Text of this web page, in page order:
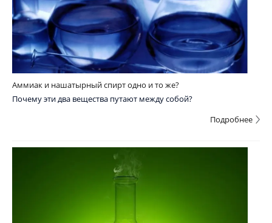
Аммиак и нашатырный спирт одно и то же?
Почему эти два вещества путают между собой?
Подробнее